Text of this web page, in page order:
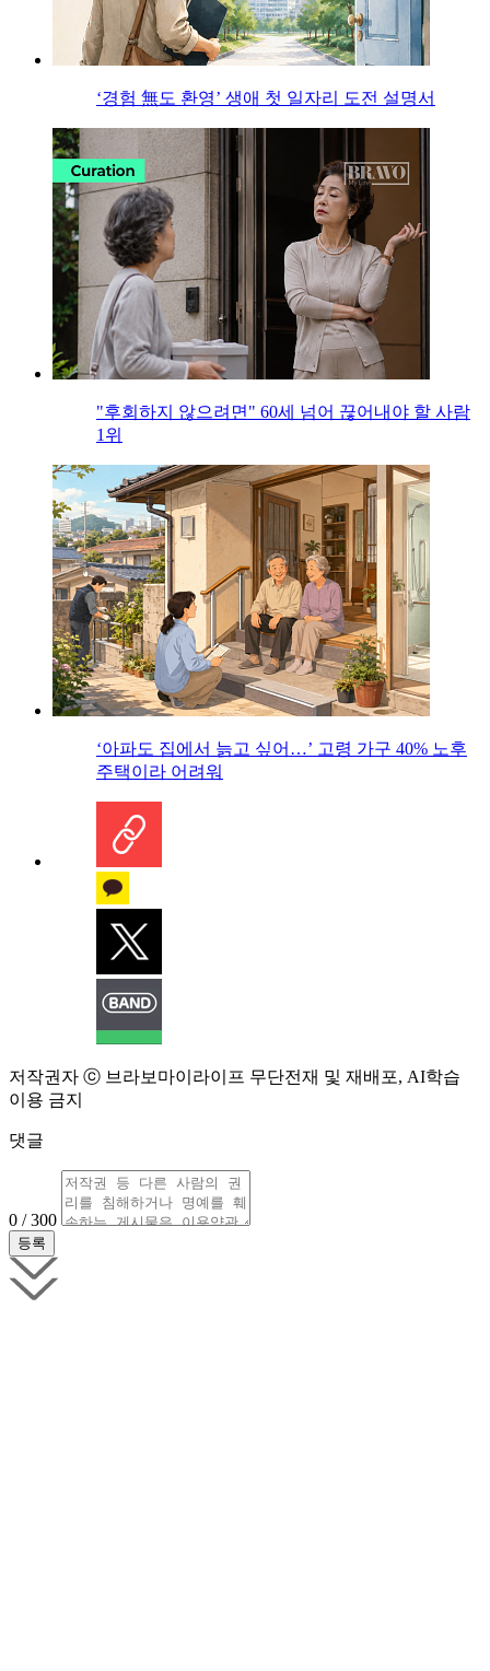
‘경험 無도 환영’ 생애 첫 일자리 도전 설명서
"후회하지 않으려면" 60세 넘어 끊어내야 할 사람
1위
‘아파도 집에서 늙고 싶어…’ 고령 가구 40% 노후
주택이라 어려워
저작권자 ⓒ 브라보마이라이프 무단전재 및 재배포, AI학습
이용 금지
댓글
0 / 300